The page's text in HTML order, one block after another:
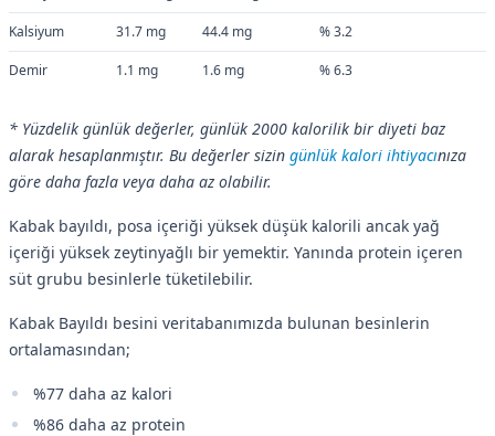
Kalsiyum 31.7 mg 44.4 mg % 3.2
Demir 1.1 mg 1.6 mg % 6.3
* Yüzdelik günlük değerler, günlük 2000 kalorilik bir diyeti baz
alarak hesaplanmıştır. Bu değerler sizin günlük kalori ihtiyacınıza
göre daha fazla veya daha az olabilir.
Kabak bayıldı, posa içeriği yüksek düşük kalorili ancak yağ
içeriği yüksek zeytinyağlı bir yemektir. Yanında protein içeren
süt grubu besinlerle tüketilebilir.
Kabak Bayıldı besini veritabanımızda bulunan besinlerin
ortalamasından;
%77 daha az kalori
%86 daha az protein